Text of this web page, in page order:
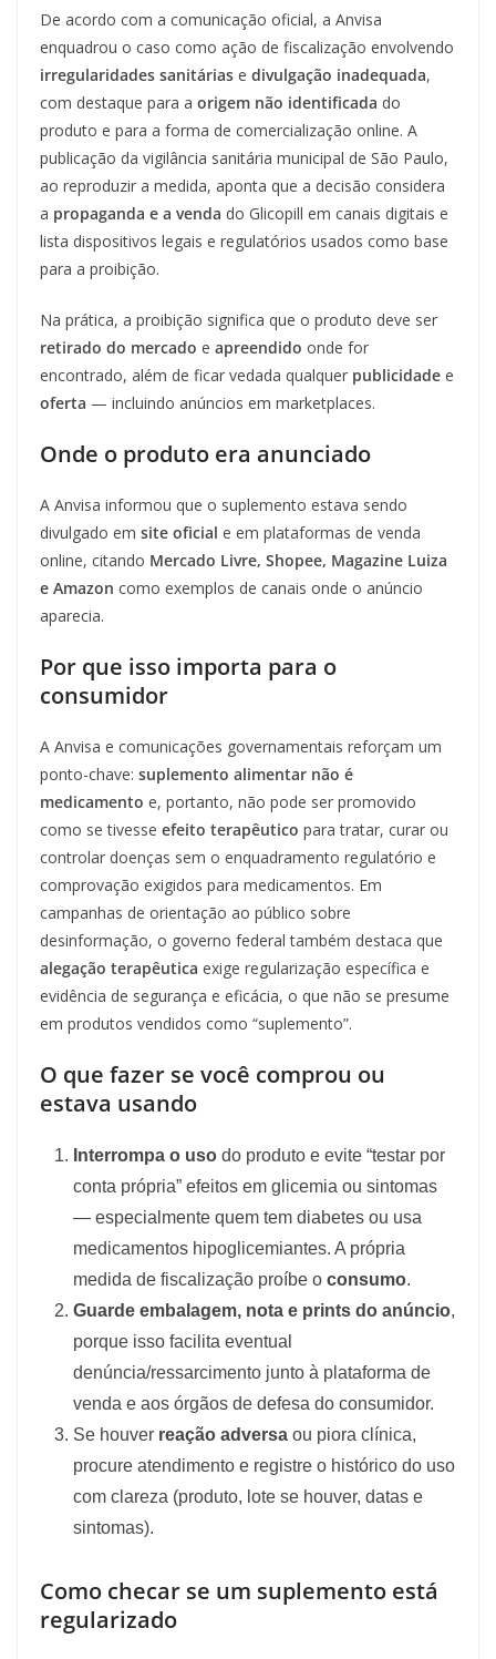
De acordo com a comunicação oficial, a Anvisa
enquadrou o caso como ação de fiscalização envolvendo
irregularidades sanitárias e divulgação inadequada,
com destaque para a origem não identificada do
produto e para a forma de comercialização online. A
publicação da vigilância sanitária municipal de São Paulo,
ao reproduzir a medida, aponta que a decisão considera
a propaganda e a venda do Glicopill em canais digitais e
lista dispositivos legais e regulatórios usados como base
para a proibição.
Na prática, a proibição significa que o produto deve ser
retirado do mercado e apreendido onde for
encontrado, além de ficar vedada qualquer publicidade e
oferta — incluindo anúncios em marketplaces.
Onde o produto era anunciado
A Anvisa informou que o suplemento estava sendo
divulgado em site oficial e em plataformas de venda
online, citando Mercado Livre, Shopee, Magazine Luiza
e Amazon como exemplos de canais onde o anúncio
aparecia.
Por que isso importa para o
consumidor
A Anvisa e comunicações governamentais reforçam um
ponto-chave: suplemento alimentar não é
medicamento e, portanto, não pode ser promovido
como se tivesse efeito terapêutico para tratar, curar ou
controlar doenças sem o enquadramento regulatório e
comprovação exigidos para medicamentos. Em
campanhas de orientação ao público sobre
desinformação, o governo federal também destaca que
alegação terapêutica exige regularização específica e
evidência de segurança e eficácia, o que não se presume
em produtos vendidos como “suplemento”.
O que fazer se você comprou ou
estava usando
Interrompa o uso do produto e evite “testar por
conta própria” efeitos em glicemia ou sintomas
— especialmente quem tem diabetes ou usa
medicamentos hipoglicemiantes. A própria
medida de fiscalização proíbe o consumo.
Guarde embalagem, nota e prints do anúncio,
porque isso facilita eventual
denúncia/ressarcimento junto à plataforma de
venda e aos órgãos de defesa do consumidor.
Se houver reação adversa ou piora clínica,
procure atendimento e registre o histórico do uso
com clareza (produto, lote se houver, datas e
sintomas).
Como checar se um suplemento está
regularizado